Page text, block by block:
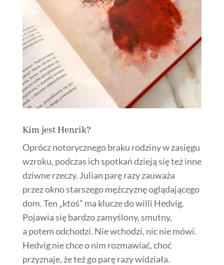
Kim jest Henrik?
Oprócz notorycznego braku rodziny w zasięgu
wzroku, podczas ich spotkań dzieją się też inne
dziwne rzeczy. Julian parę razy zauważa
przez okno starszego mężczyznę oglądającego
dom. Ten „ktoś” ma klucze do willi Hedvig.
Pojawia się bardzo zamyślony, smutny,
a potem odchodzi. Nie wchodzi, nic nie mówi.
Hedvig nie chce o nim rozmawiać, choć
przyznaje, że też go parę razy widziała.